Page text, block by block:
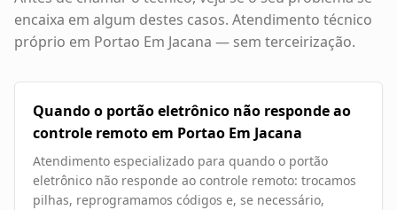
encaixa em algum destes casos. Atendimento técnico
próprio em Portao Em Jacana — sem terceirização.
Quando o portão eletrônico não responde ao
controle remoto em Portao Em Jacana
Atendimento especializado para quando o portão
eletrônico não responde ao controle remoto: trocamos
pilhas, reprogramamos códigos e, se necessário,